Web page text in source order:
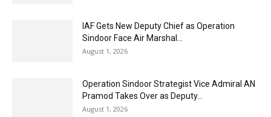
IAF Gets New Deputy Chief as Operation
Sindoor Face Air Marshal...
August 1, 2026
Operation Sindoor Strategist Vice Admiral AN
Pramod Takes Over as Deputy...
August 1, 2026